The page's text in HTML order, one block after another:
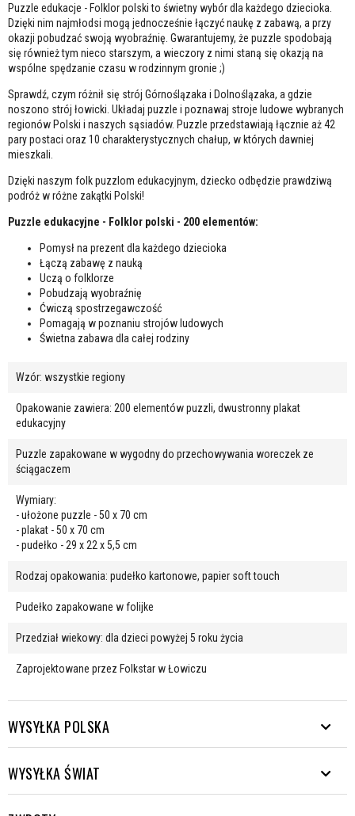
Puzzle edukacje - Folklor polski to świetny wybór dla każdego dziecioka.
Dzięki nim najmłodsi mogą jednocześnie łączyć naukę z zabawą, a przy
okazji pobudzać swoją wyobraźnię. Gwarantujemy, że puzzle spodobają
się również tym nieco starszym, a wieczory z nimi staną się okazją na
wspólne spędzanie czasu w rodzinnym gronie ;)
Sprawdź, czym różnił się strój Górnoślązaka i Dolnoślązaka, a gdzie
noszono strój łowicki. Układaj puzzle i poznawaj stroje ludowe wybranych
regionów Polski i naszych sąsiadów. Puzzle przedstawiają łącznie aż 42
pary postaci oraz 10 charakterystycznych chałup, w których dawniej
mieszkali.
Dzięki naszym folk puzzlom edukacyjnym, dziecko odbędzie prawdziwą
podróż w różne zakątki Polski!
Puzzle edukacyjne - Folklor polski - 200 elementów:
Pomysł na prezent dla każdego dziecioka
Łączą zabawę z nauką
Uczą o folklorze
Pobudzają wyobraźnię
Ćwiczą spostrzegawczość
Pomagają w poznaniu strojów ludowych
Świetna zabawa dla całej rodziny
Wzór: wszystkie regiony
Opakowanie zawiera: 200 elementów puzzli, dwustronny plakat
edukacyjny
Puzzle zapakowane w wygodny do przechowywania woreczek ze
ściągaczem
Wymiary:
- ułożone puzzle - 50 x 70 cm
- plakat - 50 x 70 cm
- pudełko - 29 x 22 x 5,5 cm
Rodzaj opakowania: pudełko kartonowe, papier soft touch
Pudełko zapakowane w folijke
Przedział wiekowy: dla dzieci powyżej 5 roku życia
Zaprojektowane przez Folkstar w Łowiczu
WYSYŁKA POLSKA
Wysyłamy paczki w kierunkach wielu. Od Rys aż do Helu.
Wysyłka darmo od 200 zł.
WYSYŁKA ŚWIAT